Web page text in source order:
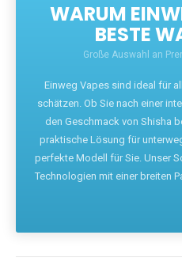
WARUM
BESTE
Große Auswahl an
Einweg Vapes sind ideal für
schätzen. Ob Sie nach einer
den Geschmack von Shisha
praktische Lösung für
perfekte Modell für Sie. Unser
Technologien mit einer breiten